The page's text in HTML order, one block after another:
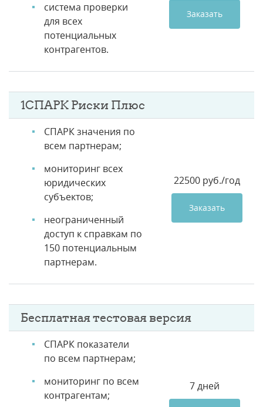
система проверки
для всех
потенциальных
контрагентов.
Заказать
1СПАРК Риски Плюс
СПАРК значения по
всем партнерам;
мониторинг всех
юридических
субъектов;
неограниченный
доступ к справкам по
150 потенциальным
партнерам.
22500 руб./год
Заказать
Бесплатная тестовая версия
СПАРК показатели
по всем партнерам;
мониторинг по всем
контрагентам;
7 дней